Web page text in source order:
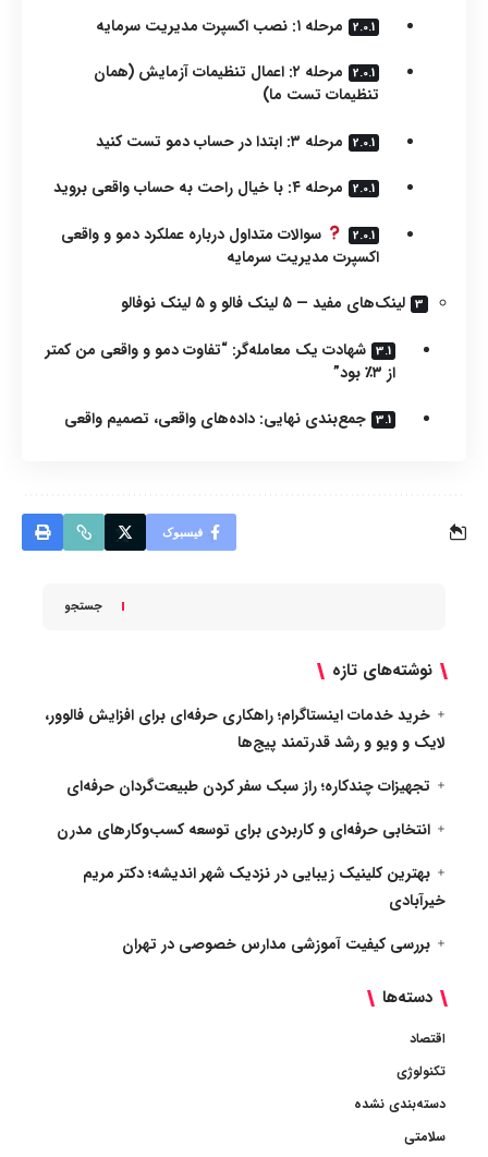
مرحله ۱: نصب اکسپرت مدیریت سرمایه
مرحله ۲: اعمال تنظیمات آزمایش (همان
تنظیمات تست ما)
مرحله ۳: ابتدا در حساب دمو تست کنید
مرحله ۴: با خیال راحت به حساب واقعی بروید
سوالات متداول درباره عملکرد دمو و واقعی
اکسپرت مدیریت سرمایه
لینک‌های مفید — ۵ لینک فالو و ۵ لینک نوفالو
شهادت یک معامله‌گر: “تفاوت دمو و واقعی من کمتر
از ۳٪ بود”
جمع‌بندی نهایی: داده‌های واقعی، تصمیم واقعی
فیسبوک
جستجو
نوشته‌های تازه
خرید خدمات اینستاگرام؛ راهکاری حرفه‌ای برای افزایش فالوور،
لایک و ویو و رشد قدرتمند پیج‌ها
تجهیزات چندکاره؛ راز سبک سفر کردن طبیعت‌گردان حرفه‌ای
انتخابی حرفه‌ای و کاربردی برای توسعه کسب‌وکارهای مدرن
بهترین کلینیک زیبایی در نزدیک شهر اندیشه؛ دکتر مریم
خیرآبادی
بررسی کیفیت آموزشی مدارس خصوصی در تهران
دسته‌ها
اقتصاد
تکنولوژی
دسته‌بندی نشده
سلامتی